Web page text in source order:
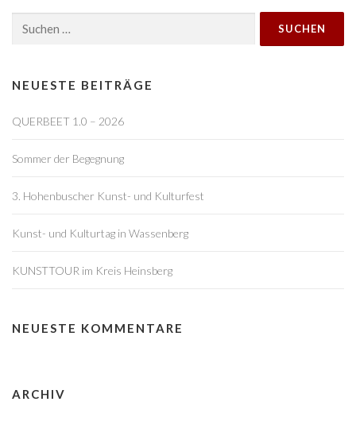
a
i
g
t
o
Suchen
NEUESTE BEITRÄGE
QUERBEET 1.0 – 2026
Sommer der Begegnung
3. Hohenbuscher Kunst- und Kulturfest
Kunst- und Kulturtag in Wassenberg
KUNSTTOUR im Kreis Heinsberg
NEUESTE KOMMENTARE
ARCHIV